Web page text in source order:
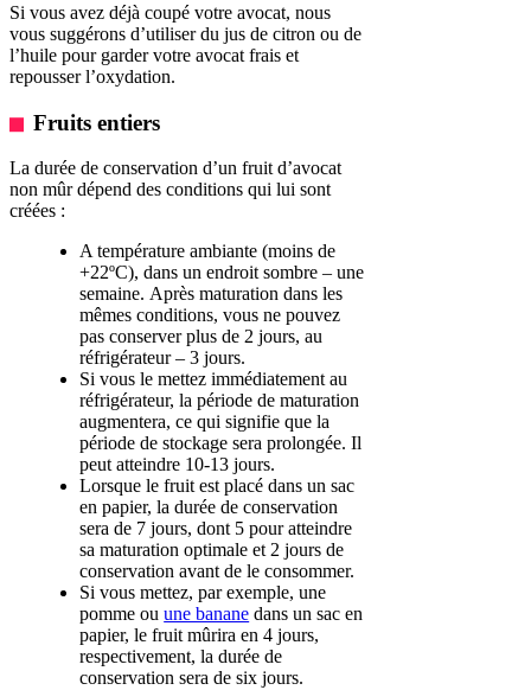
Si vous avez déjà coupé votre avocat, nous
vous suggérons d’utiliser du jus de citron ou de
l’huile pour garder votre avocat frais et
repousser l’oxydation.
Fruits entiers
La durée de conservation d’un fruit d’avocat
non mûr dépend des conditions qui lui sont
créées :
A température ambiante (moins de
+22ºC), dans un endroit sombre – une
semaine. Après maturation dans les
mêmes conditions, vous ne pouvez
pas conserver plus de 2 jours, au
réfrigérateur – 3 jours.
Si vous le mettez immédiatement au
réfrigérateur, la période de maturation
augmentera, ce qui signifie que la
période de stockage sera prolongée. Il
peut atteindre 10-13 jours.
Lorsque le fruit est placé dans un sac
en papier, la durée de conservation
sera de 7 jours, dont 5 pour atteindre
sa maturation optimale et 2 jours de
conservation avant de le consommer.
Si vous mettez, par exemple, une
pomme ouune banane dans un sac en
papier, le fruit mûrira en 4 jours,
respectivement, la durée de
conservation sera de six jours.